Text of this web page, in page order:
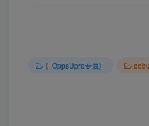
〖OppsUpro专属〗